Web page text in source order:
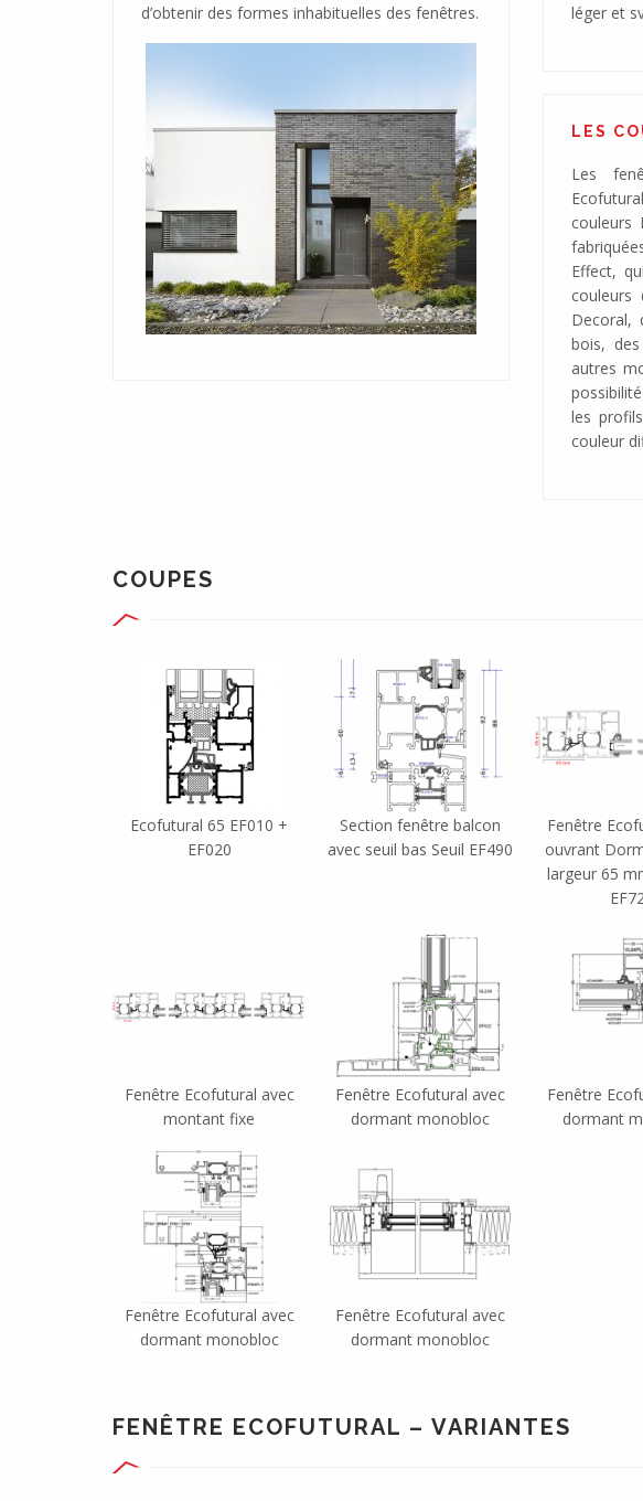
d’obtenir des formes inhabituelles des fenêtres.
léger et
LES
Les
couleurs
Effect,
Decoral,
bois,
autres
les
couleur
COUPES
Ecofutural 65 EF010 +
EF020
Section fenêtre balcon
avec seuil bas Seuil EF490
Fenêtre
ouvrant
largeur 65
Fenêtre Ecofutural avec
montant fixe
Fenêtre Ecofutural avec
dormant monobloc
Fenêtre
dormant
Fenêtre Ecofutural avec
dormant monobloc
Fenêtre Ecofutural avec
dormant monobloc
FENÊTRE ECOFUTURAL – VARIANTES